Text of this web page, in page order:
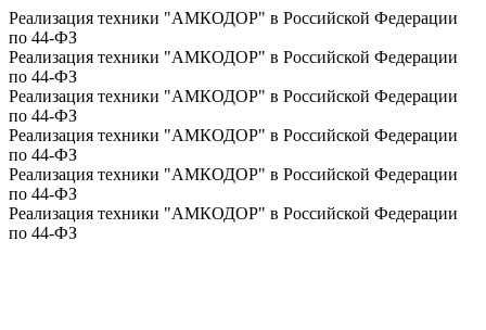
Реализация техники "АМКОДОР" в Российской Федерации
по 44-ФЗ
Реализация техники "АМКОДОР" в Российской Федерации
по 44-ФЗ
Реализация техники "АМКОДОР" в Российской Федерации
по 44-ФЗ
Реализация техники "АМКОДОР" в Российской Федерации
по 44-ФЗ
Реализация техники "АМКОДОР" в Российской Федерации
по 44-ФЗ
Реализация техники "АМКОДОР" в Российской Федерации
по 44-ФЗ